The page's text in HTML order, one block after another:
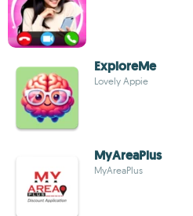
ExploreMe
Lovely Appie
MyAreaPlus
MyAreaPlus